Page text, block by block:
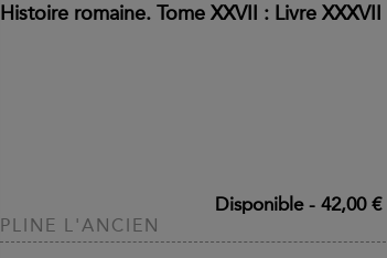
Histoire romaine. Tome XXVII : Livre XXXVII
Disponible- 42,00 €
PLINE L'ANCIEN